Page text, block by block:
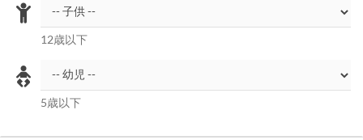
12歳以下
5歳以下